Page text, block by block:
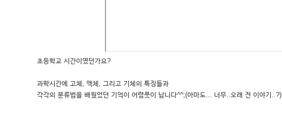
초등학교 시간이였던가요?
과학시간에 고체, 액체, 그리고 기체의 특징들과
각각의 분류법을 배웠었던 기억이 어렴풋이 납니다^^;(아마도... 너무..오래 전 이야기..?)